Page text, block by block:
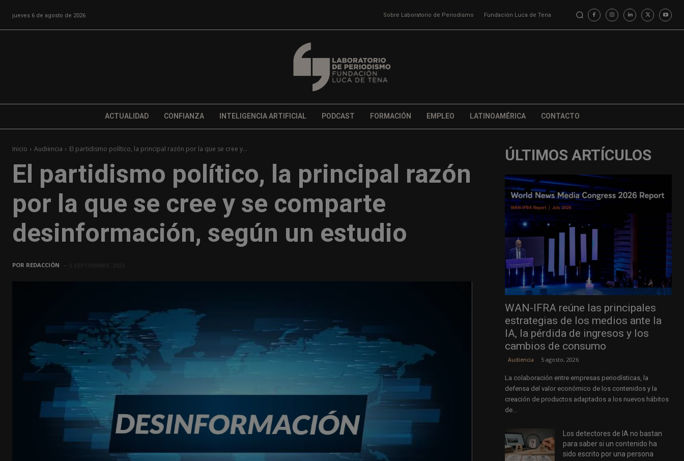
jueves 6 de agosto de 2026 Sobre Laboratorio de Periodismo Fundación Luca de Tena
ACTUALIDAD CONFIANZA INTELIGENCIA ARTIFICIAL PODCAST FORMACIÓN EMPLEO LATINOAMÉRICA CONTACTO
Inicio Audiencia El partidismo político, la principal razón por la que se cree y...
El partidismo político, la principal razón
por la que se cree y se comparte
desinformación, según un estudio
POR REDACCIÓN
ÚLTIMOS ARTÍCULOS
WAN-IFRA reúne las principales
estrategias de los medios ante la
IA, la pérdida de ingresos y los
cambios de consumo
Audiencia 5 agosto, 2026
La colaboración entre empresas periodísticas, la
defensa del valor económico de los contenidos y la
creación de productos adaptados a los nuevos hábitos
de...
Los detectores de IA no bastan
para saber si un contenido ha
sido escrito por una persona